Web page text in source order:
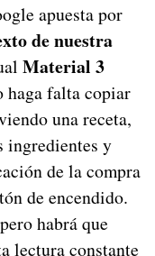
apuesta por
de nuestra
Material 3
haga falta copiar
una receta,
ingredientes y
de la compra
de encendido.
habrá que
lectura constante